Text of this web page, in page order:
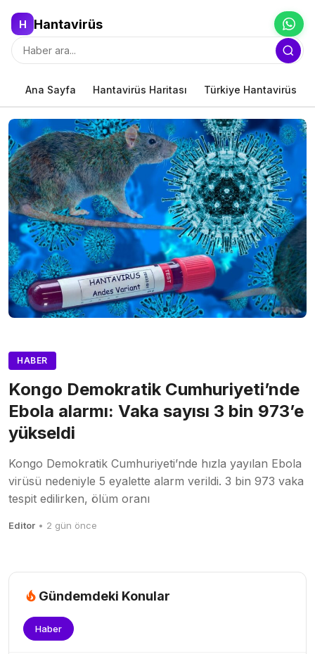
H Hantavirüs
Ana Sayfa Hantavirüs Haritası Türkiye Hantavirüs
HABER
Kongo Demokratik Cumhuriyeti’nde
Ebola alarmı: Vaka sayısı 3 bin 973’e
yükseldi
Kongo Demokratik Cumhuriyeti’nde hızla yayılan Ebola
virüsü nedeniyle 5 eyalette alarm verildi. 3 bin 973 vaka
tespit edilirken, ölüm oranı
Editor • 2 gün önce
Gündemdeki Konular
Haber